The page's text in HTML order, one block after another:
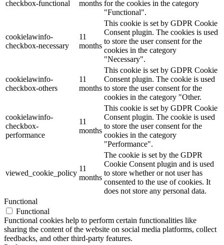
checkbox-functional
months for the cookies in the category
"Functional".
cookielawinfo-
checkbox-necessary
11
months
This cookie is set by GDPR Cookie
Consent plugin. The cookies is used
to store the user consent for the
cookies in the category
"Necessary".
cookielawinfo-
checkbox-others
11
months
This cookie is set by GDPR Cookie
Consent plugin. The cookie is used
to store the user consent for the
cookies in the category "Other.
cookielawinfo-
checkbox-
performance
11
months
This cookie is set by GDPR Cookie
Consent plugin. The cookie is used
to store the user consent for the
cookies in the category
"Performance".
viewed_cookie_policy
11
months
The cookie is set by the GDPR
Cookie Consent plugin and is used
to store whether or not user has
consented to the use of cookies. It
does not store any personal data.
Functional
Functional
Functional cookies help to perform certain functionalities like
sharing the content of the website on social media platforms, collect
feedbacks, and other third-party features.